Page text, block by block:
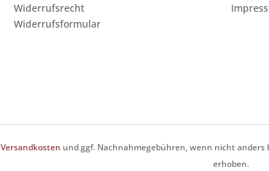
Widerrufsrecht
Widerrufsformular
Versandkosten und ggf. Nachnahmegebühren, wenn nicht
erhoben.